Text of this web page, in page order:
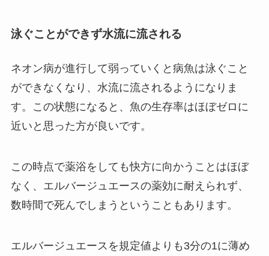
泳ぐことができず水流に流される
ネオン病が進行して弱っていくと病魚は泳ぐこと
ができなくなり、水流に流されるようになりま
す。この状態になると、魚の生存率はほぼゼロに
近いと思った方が良いです。
この時点で薬浴をしても快方に向かうことはほぼ
なく、エルバージュエースの薬効に耐えられず、
数時間で死んでしまうということもあります。
エルバージュエースを規定値よりも3分の1に薄め